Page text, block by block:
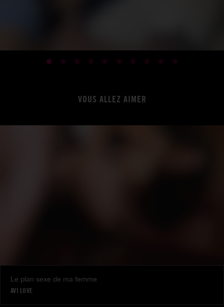
VOUS ALLEZ AIMER
Le plan sexe de ma femme
AVI LOVE